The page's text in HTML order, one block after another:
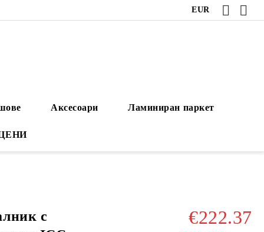
EUR
Аксесоари Ламиниран паркет
с
€222.37